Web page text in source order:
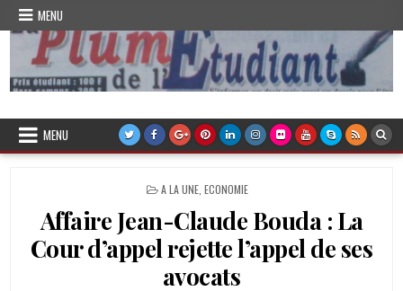
Skip
content
MENU
Plume de l'Etudiant
MENU
POSTED
A LA UNE, ECONOMIE
Affaire Jean-Claude Bouda : La
Cour d’appel rejette l’appel de ses
avocats